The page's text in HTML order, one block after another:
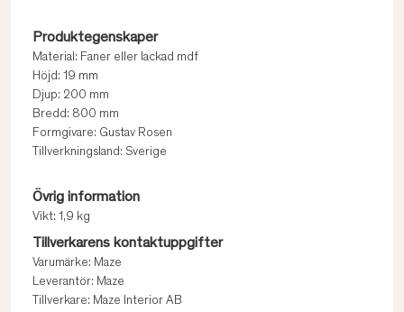
Produktegenskaper
Material: Faner eller lackad mdf
Höjd: 19 mm
Djup: 200 mm
Bredd: 800 mm
Formgivare: Gustav Rosen
Tillverkningsland: Sverige
Övrig information
Vikt: 1,9 kg
Tillverkarens kontaktuppgifter
Varumärke: Maze
Leverantör: Maze
Tillverkare: Maze Interior AB